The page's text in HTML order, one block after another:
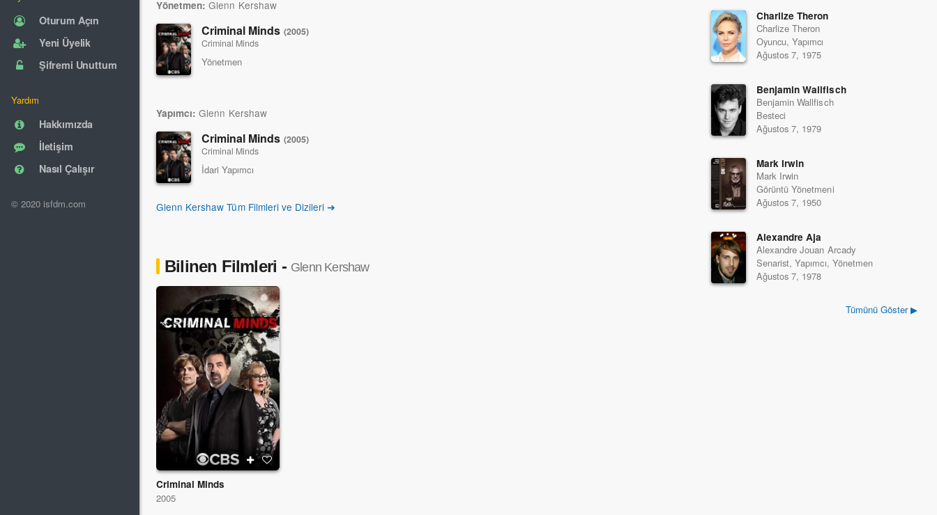
Oturum Açın
Yeni Üyelik
Şifremi Unuttum
Yardım
Hakkımızda
İletişim
Nasıl Çalışır
© 2020 isfdm.com
Yönetmen: Glenn Kershaw
Criminal Minds (2005)
Criminal Minds
Yönetmen
Yapımcı: Glenn Kershaw
Criminal Minds (2005)
Criminal Minds
İdari Yapımcı
Glenn Kershaw Tüm Filmleri ve Dizileri ➔
Bilinen Filmleri - Glenn Kershaw
Criminal Minds
2005
Charlize Theron
Charlize Theron
Oyuncu, Yapımcı
Ağustos 7, 1975
Benjamin Wallfisch
Benjamin Wallfisch
Besteci
Ağustos 7, 1979
Mark Irwin
Mark Irwin
Görüntü Yönetmeni
Ağustos 7, 1950
Alexandre Aja
Alexandre Jouan Arcady
Senarist, Yapımcı, Yönetmen
Ağustos 7, 1978
Tümünü Göster ▶